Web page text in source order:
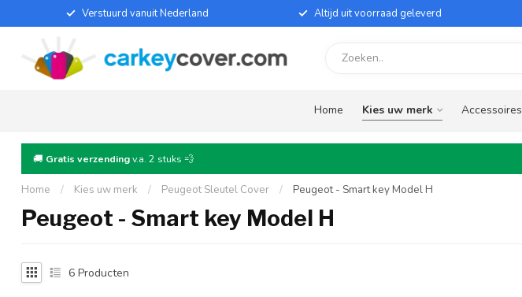
Verstuurd vanuit Nederland Altijd uit voorraad geleverd
Home Kies uw merk Accessoires
🚚 Gratis verzendingv.a. 2 stuks 💨
Home / Kies uw merk / Peugeot Sleutel Cover / Peugeot - Smart key Model H
Peugeot - Smart key Model H
6 Producten